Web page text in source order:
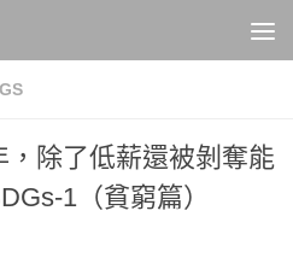
除了低薪還被剝奪能
1（貧窮篇）